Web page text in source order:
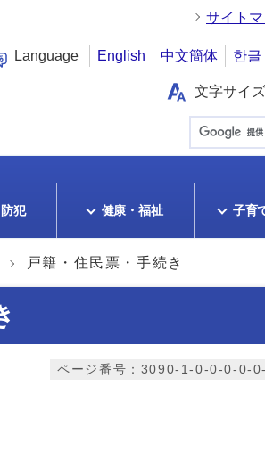
サイト
Language English 中文簡体 한글
文字サイズ
犯 健康・福祉 子育
戸籍・住民票・手続き
ページ番号：3090-1-0-0-0-0-